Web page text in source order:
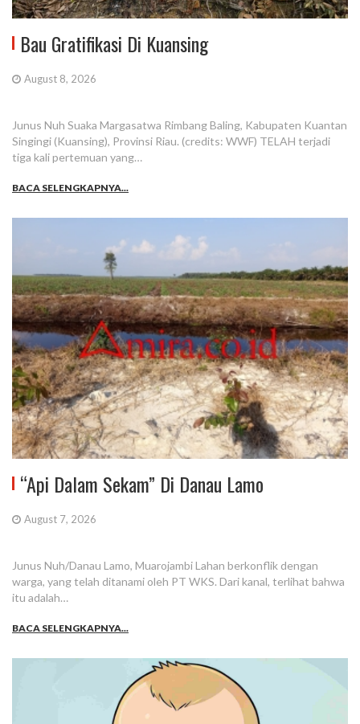
Bau Gratifikasi Di Kuansing
August 8, 2026
Junus Nuh Suaka Margasatwa Rimbang Baling, Kabupaten Kuantan
Singingi (Kuansing), Provinsi Riau. (credits: WWF) TELAH terjadi
tiga kali pertemuan yang…
BACA SELENGKAPNYA...
“Api Dalam Sekam” Di Danau Lamo
August 7, 2026
Junus Nuh/Danau Lamo, Muarojambi Lahan berkonflik dengan
warga, yang telah ditanami oleh PT WKS. Dari kanal, terlihat bahwa
itu adalah…
BACA SELENGKAPNYA...